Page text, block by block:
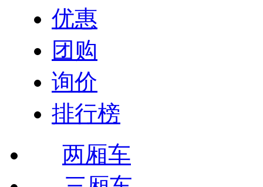
优惠
团购
询价
排行榜
两厢车